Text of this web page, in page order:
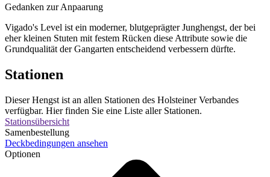
Gedanken zur Anpaarung
Vigado's Level ist ein moderner, blutgeprägter Junghengst, der bei
eher kleinen Stuten mit festem Rücken diese Attribute sowie die
Grundqualität der Gangarten entscheidend verbessern dürfte.
Stationen
Dieser Hengst ist an allen Stationen des Holsteiner Verbandes
verfügbar. Hier finden Sie eine Liste aller Stationen.
Stationsübersicht
Samenbestellung
Deckbedingungen ansehen
Optionen